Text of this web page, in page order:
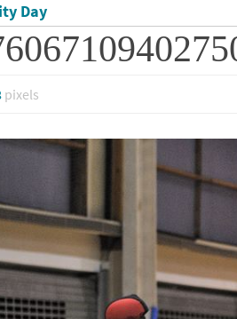
Day
pixels